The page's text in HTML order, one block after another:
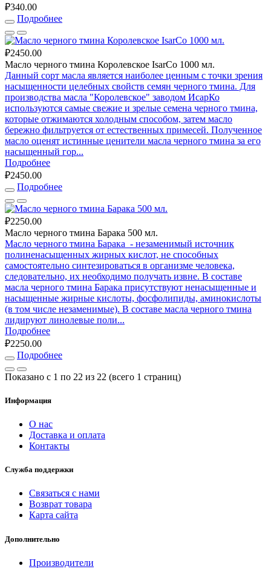
₽340.00
Подробнее
₽2450.00
Масло черного тмина Королевское IsarCo 1000 мл.
Данный сорт масла является наиболее ценным с точки зрения
насыщенности целебных свойств семян черного тмина. Для
производства масла "Королевское" заводом ИсарКо
используются самые свежие и зрелые семена черного тмина,
которые отжимаются холодным способом, затем масло
бережно фильтруется от естественных примесей. Полученное
масло оценят истинные ценители масла черного тмина за его
насыщенный гор...
Подробнее
₽2450.00
Подробнее
₽2250.00
Масло черного тмина Барака 500 мл.
Масло черного тмина Барака - незаменимый источник
полиненасыщенных жирных кислот, не способных
самостоятельно синтезироваться в организме человека,
следовательно, их необходимо получать извне. В составе
масла черного тмина Барака присутствуют ненасыщенные и
насыщенные жирные кислоты, фосфолипиды, аминокислоты
(в том числе незаменимые). В составе масла черного тмина
лидируют линолевые поли...
Подробнее
₽2250.00
Подробнее
Показано с 1 по 22 из 22 (всего 1 страниц)
Информация
O нас
Доставка и оплата
Контакты
Служба поддержки
Связаться с нами
Возврат товара
Карта сайта
Дополнительно
Производители